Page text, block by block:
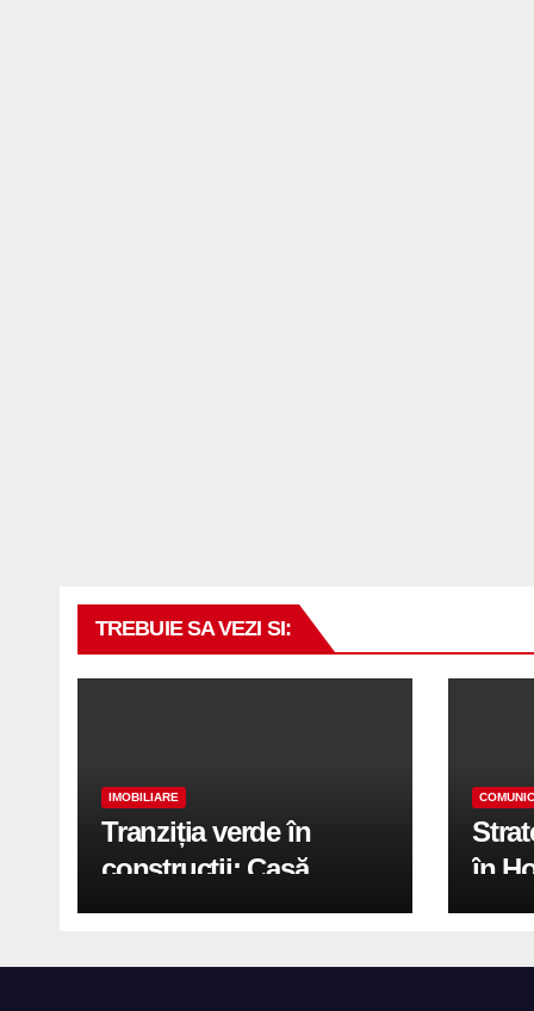
TREBUIE SA VEZI SI:
IMOBILIARE
Tranziția verde în
construcții: Casă
modernă cu structură
în